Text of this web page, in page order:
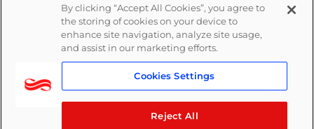
Garantie
Newsletter
Whistleblowing
By clicking “Accept All Cookies”, you agree to
the storing of cookies on your device to
enhance site navigation, analyze site usage,
and assist in our marketing efforts.
Cookies Settings
Reject All